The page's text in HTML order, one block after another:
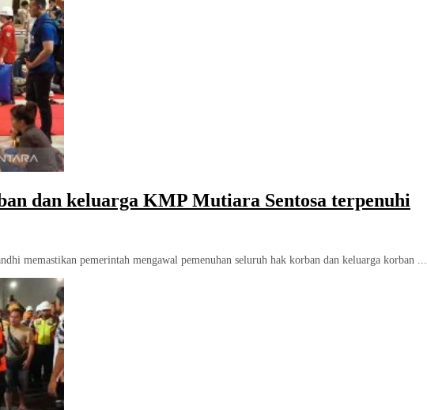
dan keluarga KMP Mutiara Sentosa terpenuhi
memastikan pemerintah mengawal pemenuhan seluruh hak korban dan keluarga korban ...